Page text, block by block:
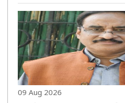
नई बहस छेड़ दी है। मेटा ने बाद में स्पष्ट
09 Aug 2026